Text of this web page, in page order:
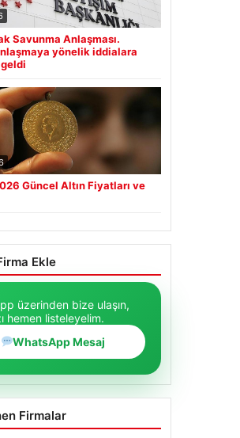
Savunma Anlaşması.
yönelik iddialara
Güncel Altın Fiyatları ve
Ekle
üzerinden bize ulaşın,
hemen listeleyelim.
WhatsApp Mesaj
Firmalar